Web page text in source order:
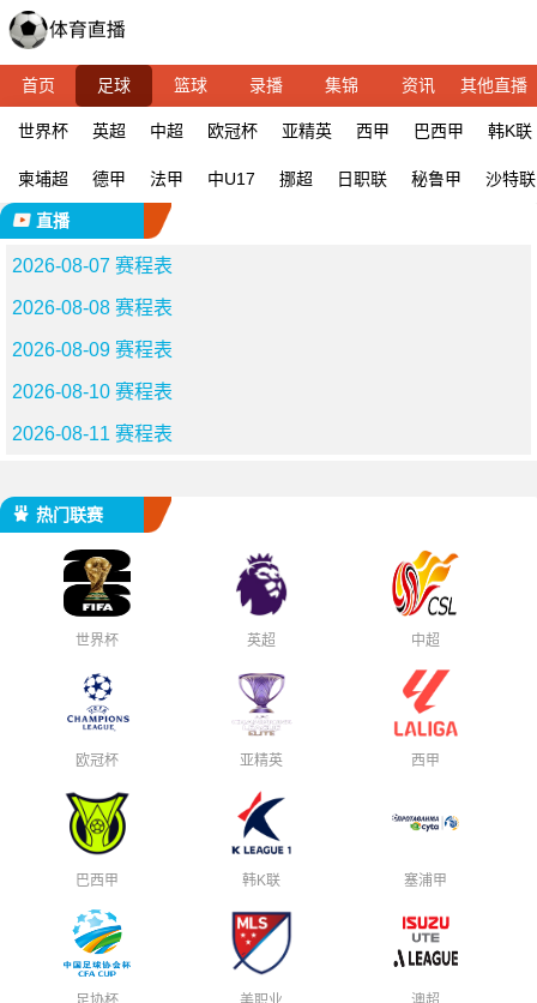
首页 足球 篮球 录播 集锦 资讯 其他直播
世界杯 英超 中超 欧冠杯 亚精英 西甲 巴西甲 韩K联
柬埔超 德甲 法甲 中U17 挪超 日职联 秘鲁甲 沙特联
直播
2026-08-07 赛程表
2026-08-08 赛程表
2026-08-09 赛程表
2026-08-10 赛程表
2026-08-11 赛程表
热门联赛
世界杯 英超 中超
欧冠杯 亚精英 西甲
巴西甲 韩K联 塞浦甲